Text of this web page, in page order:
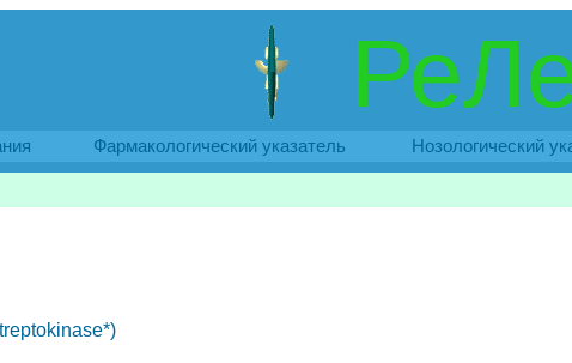
Фармакологический указатель Нозологический